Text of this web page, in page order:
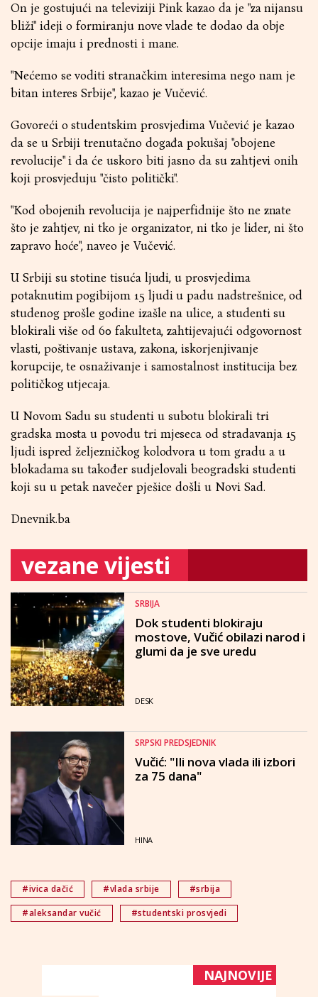
On je gostujući na televiziji Pink kazao da je "za nijansu
bliži" ideji o formiranju nove vlade te dodao da obje
opcije imaju i prednosti i mane.
"Nećemo se voditi stranačkim interesima nego nam je
bitan interes Srbije", kazao je Vučević.
Govoreći o studentskim prosvjedima Vučević je kazao
da se u Srbiji trenutačno događa pokušaj "obojene
revolucije" i da će uskoro biti jasno da su zahtjevi onih
koji prosvjeduju "čisto politički".
"Kod obojenih revolucija je najperfidnije što ne znate
što je zahtjev, ni tko je organizator, ni tko je lider, ni što
zapravo hoće", naveo je Vučević.
U Srbiji su stotine tisuća ljudi, u prosvjedima
potaknutim pogibijom 15 ljudi u padu nadstrešnice, od
studenog prošle godine izašle na ulice, a studenti su
blokirali više od 60 fakulteta, zahtijevajući odgovornost
vlasti, poštivanje ustava, zakona, iskorjenjivanje
korupcije, te osnaživanje i samostalnost institucija bez
političkog utjecaja.
U Novom Sadu su studenti u subotu blokirali tri
gradska mosta u povodu tri mjeseca od stradavanja 15
ljudi ispred željezničkog kolodvora u tom gradu a u
blokadama su također sudjelovali beogradski studenti
koji su u petak navečer pješice došli u Novi Sad.
Dnevnik.ba
vezane vijesti
SRBIJA
Dok studenti blokiraju
mostove, Vučić obilazi narod i
glumi da je sve uredu
DESK
SRPSKI PREDSJEDNIK
Vučić: "Ili nova vlada ili izbori
za 75 dana"
HINA
#ivica dačić #vlada srbije
#srbija
#aleksandar vučić
#studentski prosvjedi
NAJNOVIJE